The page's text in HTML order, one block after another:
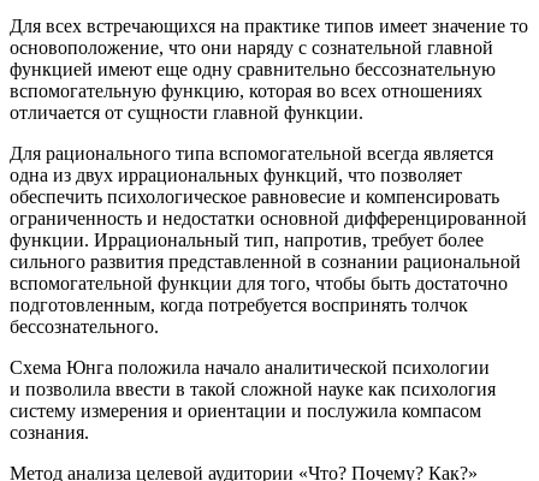
Для всех встречающихся на практике типов имеет значение то
основоположение, что они наряду с сознательной главной
функцией имеют еще одну сравнительно бессознательную
вспомогательную функцию, которая во всех отношениях
отличается от сущности главной функции.
Для рационального типа вспомогательной всегда является
одна из двух иррациональных функций, что позволяет
обеспечить психологическое равновесие и компенсировать
ограниченность и недостатки основной дифференцированной
функции. Иррациональный тип, напротив, требует более
сильного развития представленной в сознании рациональной
вспомогательной функции для того, чтобы быть достаточно
подготовленным, когда потребуется воспринять толчок
бессознательного.
Схема Юнга положила начало аналитической психологии
и позволила ввести в такой сложной науке как психология
систему измерения и ориентации и послужила компасом
сознания.
Метод анализа целевой аудитории «Что? Почему? Как?»